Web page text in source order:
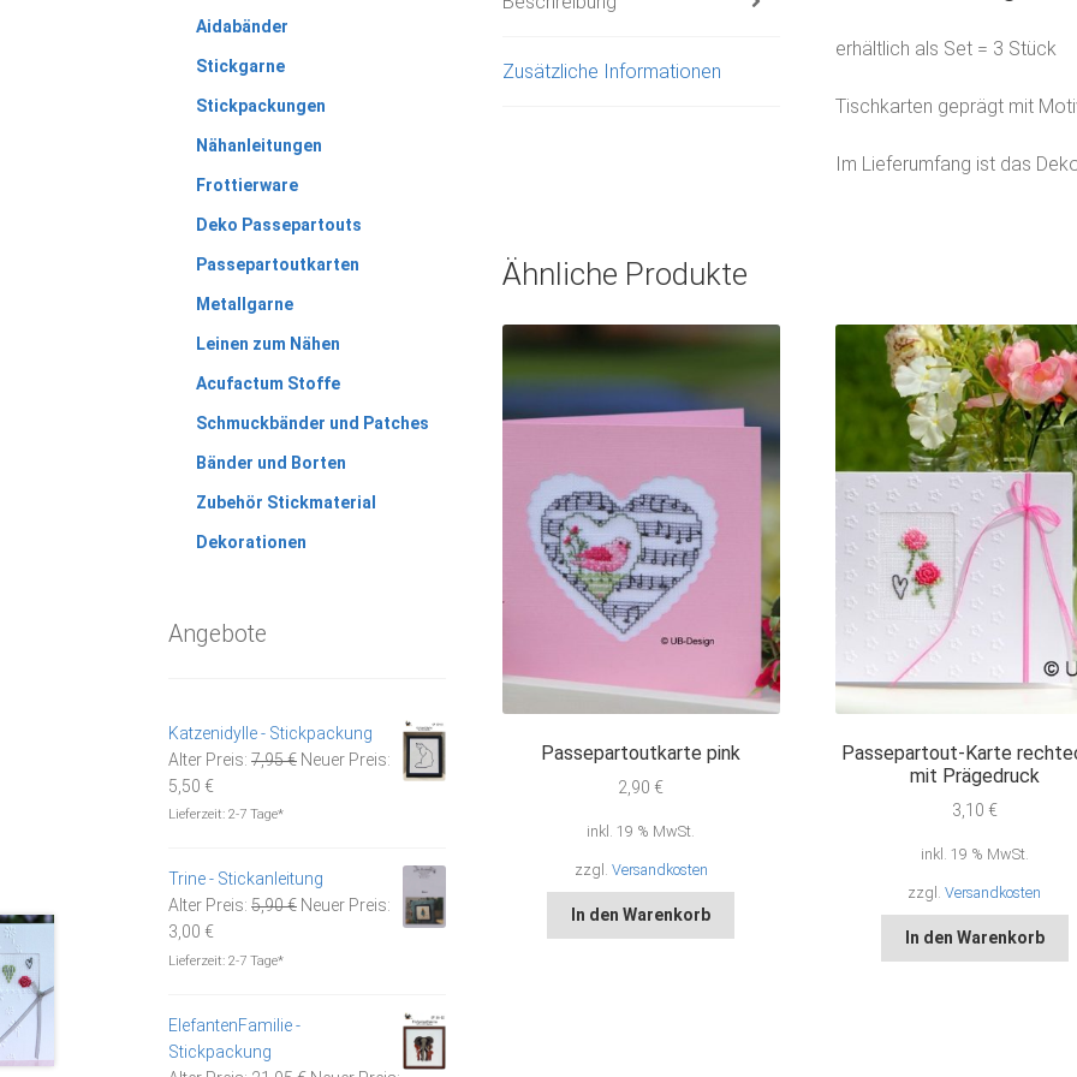
Zusätzliche Informationen
erhältlich als Set = 3 Stück
Tischkarten geprägt mit
Im Lieferumfang ist das
Ähnliche Produkte
Passepartoutkarte pink
2,90 €
inkl. 19 % MwSt.
zzgl. Versandkosten
In den Warenkorb
Passepartout-Karte
mit Prägedruck
3,10 €
inkl. 19 % MwSt.
zzgl.Versandkosten
In den Warenkorb
Aidabänder
Stickgarne
Stickpackungen
Nähanleitungen
Frottierware
Deko Passepartouts
Passepartoutkarten
Metallgarne
Leinen zum Nähen
Acufactum Stoffe
Schmuckbänder und Patches
Bänder und Borten
Zubehör Stickmaterial
Dekorationen
Angebote
Katzenidylle - Stickpackung
Alter Preis: 7,95€ Ursprünglicher
Neuer Preis:
5,50 €Aktueller
Preis
Lieferzeit:2-7 Tage*
Trine - Stickanleitung
Alter Preis: 5,90€ Ursprünglicher
Neuer Preis:
3,00 €Aktueller
Preis
Lieferzeit:2-7 Tage*
ElefantenFamilie -
Stickpackung